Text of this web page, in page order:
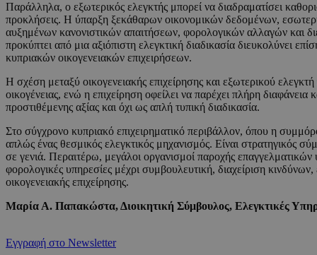
Παράλληλα, ο εξωτερικός ελεγκτής μπορεί να διαδραματίσει
προκλήσεις. Η ύπαρξη ξεκάθαρων οικονομικών δεδομένων,
αυξημένων κανονιστικών απαιτήσεων, φορολογικών αλλαγών και
προκύπτει από μια αξιόπιστη ελεγκτική διαδικασία διευκολύνει
κυπριακών οικογενειακών επιχειρήσεων.
Η σχέση μεταξύ οικογενειακής επιχείρησης και εξωτερικού ελεγκτή
οικογένειας, ενώ η επιχείρηση οφείλει να παρέχει πλήρη
προστιθέμενης αξίας και όχι ως απλή τυπική διαδικασία.
Στο σύγχρονο κυπριακό επιχειρηματικό περιβάλλον, όπου η
απλώς ένας θεσμικός ελεγκτικός μηχανισμός. Είναι στρατηγικός
σε γενιά. Περαιτέρω, μεγάλοι οργανισμοί παροχής
φορολογικές υπηρεσίες μέχρι συμβουλευτική, διαχείριση
οικογενειακής επιχείρησης.
Μαρία Α. Παπακώστα, Διοικητική Σύμβουλος, Ελεγκτικές
Εγγραφή στο Newsletter